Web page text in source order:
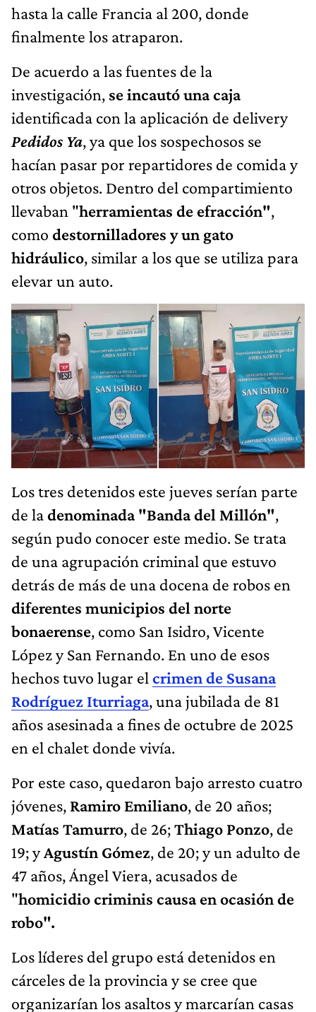
hasta la calle Francia al 200, donde
finalmente los atraparon.
De acuerdo a las fuentes de la
investigación, se incautó una caja
identificada con la aplicación de delivery
Pedidos Ya, ya que los sospechosos se
hacían pasar por repartidores de comida y
otros objetos. Dentro del compartimiento
llevaban "herramientas de efracción",
como destornilladores y un gato
hidráulico, similar a los que se utiliza para
elevar un auto.
Los tres detenidos este jueves serían parte
de ladenominada "Banda del Millón",
según pudo conocer este medio. Se trata
de una agrupación criminal que estuvo
detrás de más de una docena de robos en
diferentes municipios del norte
bonaerense, como San Isidro, Vicente
López y San Fernando. En uno de esos
hechos tuvo lugar el crimen de Susana
Rodríguez Iturriaga, una jubilada de 81
años asesinada a fines de octubre de 2025
en el chalet donde vivía.
Por este caso, quedaron bajo arresto cuatro
jóvenes, Ramiro Emiliano, de 20 años;
Matías Tamurro, de 26;Thiago Ponzo, de
19; yAgustín Gómez, de 20; y un adulto de
47 años, Ángel Viera, acusados de
"homicidio criminis causa en ocasión de
robo".
Los líderes del grupo está detenidos en
cárceles de la provincia y se cree que
organizarían los asaltos y marcarían casas